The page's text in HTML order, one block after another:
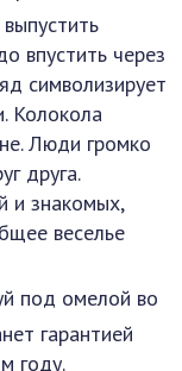
впустить через
символизирует
Колокола
Люди громко
друга.
и знакомых,
веселье
под омелой во
гарантией
году.